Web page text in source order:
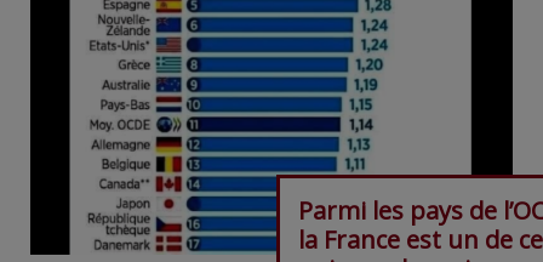
Parmi les pays de
la France est un de